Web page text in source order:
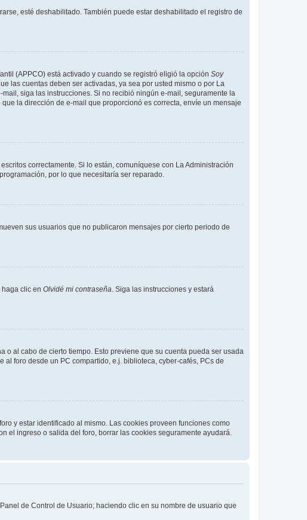
esté deshabilitado. También puede estar deshabilitado el registro de
(APPCO) está activado y cuando se registró eligió la opción Soy
las cuentas deben ser activadas, ya sea por usted mismo o por La
siga las instrucciones. Si no recibió ningún e-mail, seguramente la
la dirección de e-mail que proporcionó es correcta, envíe un mensaje
correctamente. Si lo están, comuníquese con La Administración
por lo que necesitaría ser reparado.
sus usuarios que no publicaron mensajes por cierto periodo de
clic en Olvidé mi contraseña . Siga las instrucciones y estará
al cabo de cierto tiempo. Esto previene que su cuenta pueda ser usada
foro desde un PC compartido, e.j. biblioteca, cyber-cafés, PCs de
y estar identificado al mismo. Las cookies proveen funciones como
el ingreso o salida del foro, borrar las cookies seguramente ayudará.
de Control de Usuario; haciendo clic en su nombre de usuario que